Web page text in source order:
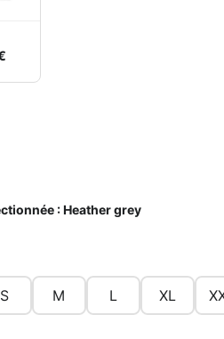
:Heather grey
S M L XL